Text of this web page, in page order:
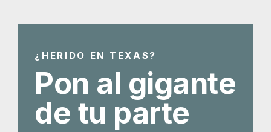
¿HERIDO EN TEXAS?
Pon al gigante
de tu parte